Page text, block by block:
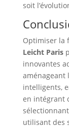
soit
Optimiser la
Leicht Paris
innovantes
aménageant
intelligents,
en intégrant
utilisant des